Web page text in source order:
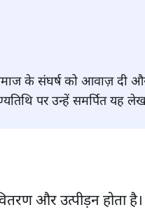
के संघर्ष को आवाज़ दी
पर उन्हें समर्पित यह
और उत्पीड़न होता